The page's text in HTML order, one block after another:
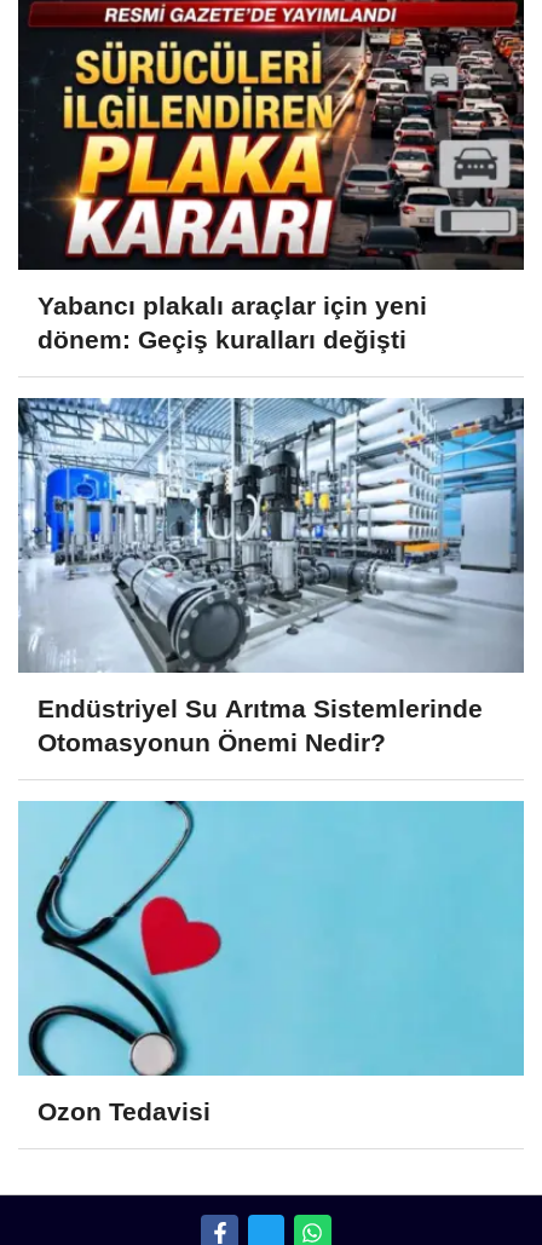
Yabancı plakalı araçlar için yeni
dönem: Geçiş kuralları değişti
Endüstriyel Su Arıtma Sistemlerinde
Otomasyonun Önemi Nedir?
Ozon Tedavisi